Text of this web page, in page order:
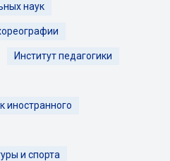
наук
Институт педагогики
иностранного
и спорта